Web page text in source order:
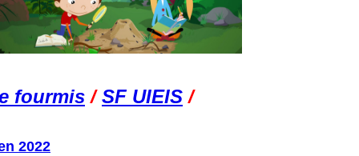
fourmis /SF UIEIS /
2022